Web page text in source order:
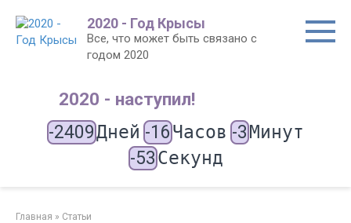
контенту
2020 - Год Крысы
Все, что может быть связано с
годом 2020
2020 - наступил!
-2409Дней -16Часов -3Минут
-53Секунд
Главная » Статьи